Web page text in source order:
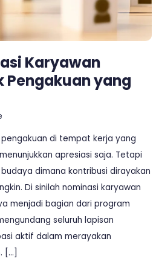
Karyawan
Pengakuan yang
di tempat kerja yang
apresiasi saja. Tetapi
dimana kontribusi dirayakan
Di sinilah nominasi karyawan
menjadi bagian dari program
seluruh lapisan
aktif dalam merayakan
[…]